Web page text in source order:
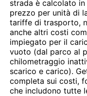
strada è calcolato
prezzo per unità di
tariffe di trasporto,
anche altri costi
impiegato per il
vuoto (dal parco al
chilometraggio
scarico e carico).
completa sui costi,
che includono tutte